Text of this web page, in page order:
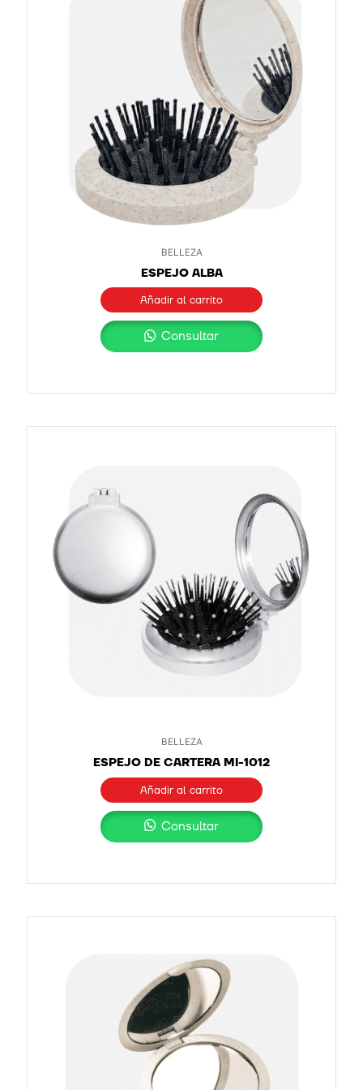
BELLEZA
ESPEJO ALBA
Añadir al carrito
Consultar
BELLEZA
ESPEJO DE CARTERA MI-1012
Añadir al carrito
Consultar